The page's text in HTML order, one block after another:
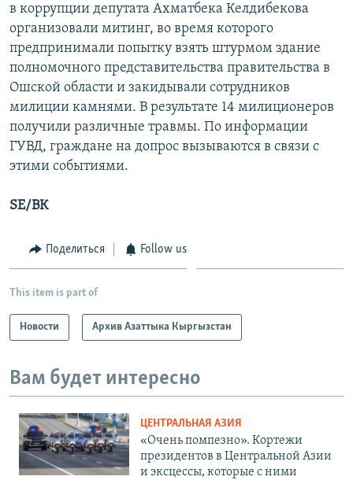
в коррупции депутата Ахматбека Келдибекова
организовали митинг, во время которого
предпринимали попытку взять штурмом здание
полномочного представительства правительства в
Ошской области и закидывали сотрудников
милиции камнями. В результате 14 милиционеров
получили различные травмы. По информации
ГУВД, граждане на допрос вызываются в связи с
этими событиями.
SE/ВК
Поделиться Follow us
This item is part of
Новости Архив Азаттыка Кыргызстан
Вам будет интересно
ЦЕНТРАЛЬНАЯ АЗИЯ
«Очень помпезно». Кортежи
президентов в Центральной Азии
и эксцессы, которые с ними